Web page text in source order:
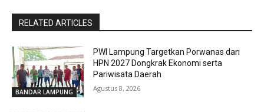
RELATED ARTICLES
BANDAR LAMPUNG
PWI Lampung Targetkan Porwanas dan
HPN 2027 Dongkrak Ekonomi serta
Pariwisata Daerah
Agustus 8, 2026